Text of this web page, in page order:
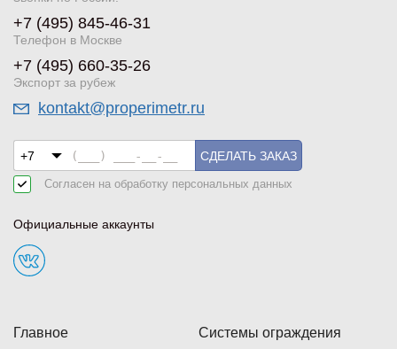
Главное Системы ограждения
+7 (495) 845-46-31
Телефон в Москве
+7 (495) 660-35-26
Экспорт за рубеж
kontakt@properimetr.ru
СДЕЛАТЬ ЗАКАЗ
Согласен на обработку персональных данных
Официальные аккаунты